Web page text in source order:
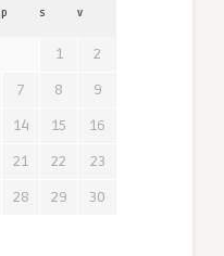
p s v
1
2
7 8
9
14 15
16
21 22
23
28 29 30